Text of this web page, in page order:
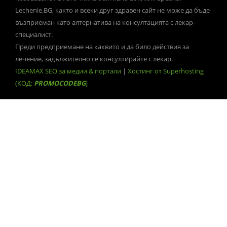
Lechenie.BG, както и всеки друг здравен сайт не може да бъде
възприеман като алтернатива на консултацията с лекар-
специалист.
Преди предприемане на каквито и да било действия за
лечение, задължително се консултирайте с лекар.
IDEAMAX SEO за медии & портали | Хостинг от Superhosting
(КОД: PROMOCODEBG)